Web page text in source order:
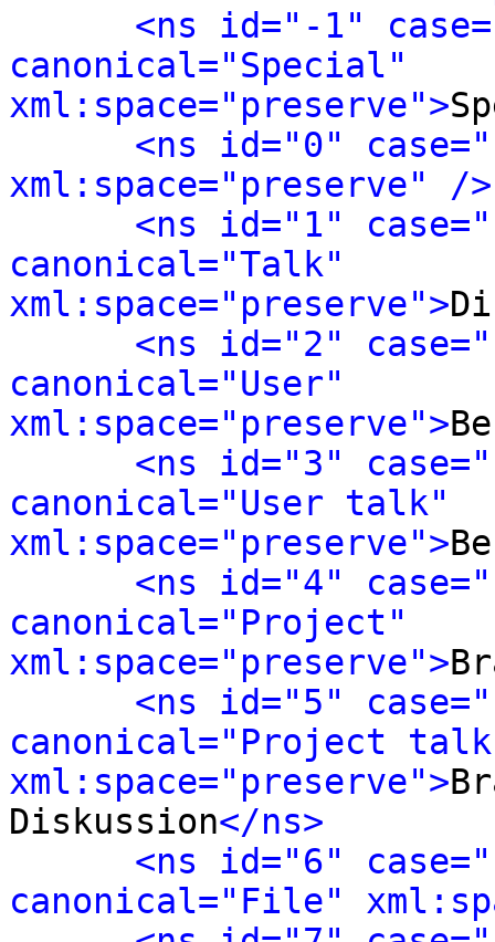
<ns id="-1"
canonical="Special"
xml:space="preserve">
<ns id="0"
xml:space="preserve" />
<ns id="1"
canonical="Talk"
xml:space="preserve">
<ns id="2"
canonical="User"
xml:space="preserve">
<ns id="3"
canonical="User talk"
xml:space="preserve">
<ns id="4"
canonical="Project"
xml:space="preserve">
<ns id="5"
canonical="Project
xml:space="preserve">
Diskussion</ns>
<ns id="6"
canonical="File"